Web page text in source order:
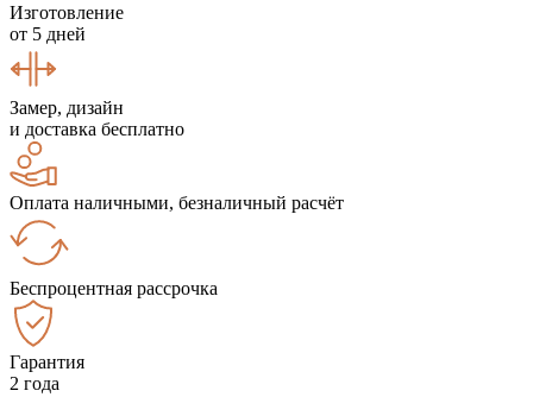
Изготовление
от 5 дней
Замер, дизайн
и доставка бесплатно
Оплата наличными, безналичный расчёт
Беспроцентная рассрочка
Гарантия
2 года